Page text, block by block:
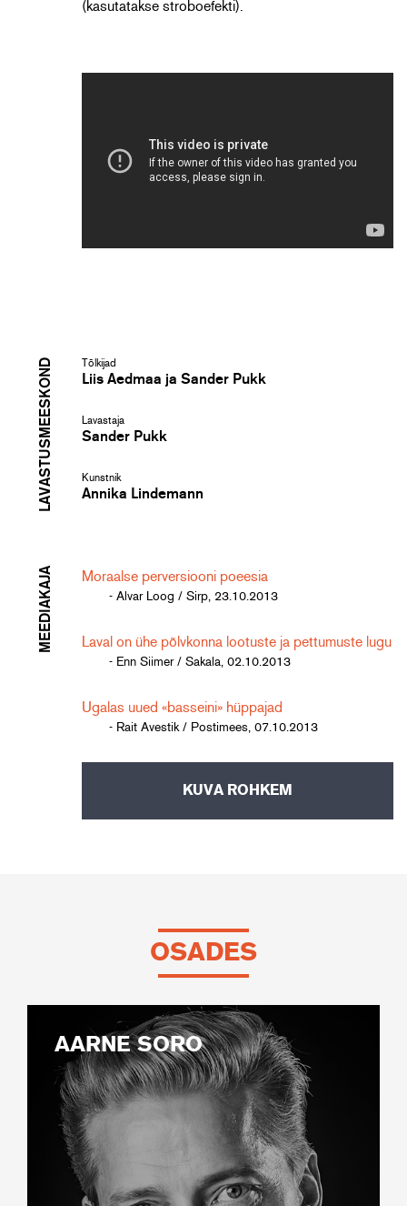
(kasutatakse stroboefekti).
LAVASTUSMEESKOND Tõlkijad
Liis Aedmaa ja Sander Pukk
Lavastaja
Sander Pukk
Kunstnik
Annika Lindemann
MEEDIAKAJA Moraalse perversiooni poeesia
- Alvar Loog / Sirp, 23.10.2013
Laval on ühe põlvkonna lootuste ja pettumuste lugu
- Enn Siimer / Sakala, 02.10.2013
Ugalas uued «basseini» hüppajad
- Rait Avestik / Postimees, 07.10.2013
KUVA ROHKEM
OSADES
AARNE SORO